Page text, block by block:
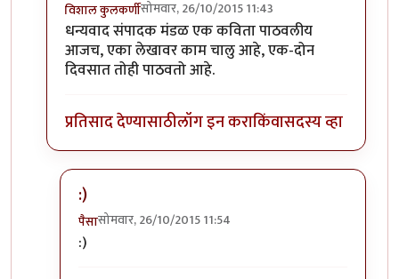
विशाल कुलकर्णीसोमवार, 26/10/2015 11:43
In reply toमुदतवाढbyसंपादक मंडळ
धन्यवाद संपादक मंडळ एक कविता पाठवलीय
आजच, एका लेखावर काम चालु आहे, एक-दोन
दिवसात तोही पाठवतो आहे.
प्रतिसाद देण्यासाठीलॉग इन कराकिंवासदस्य व्हा
:)
पैसासोमवार, 26/10/2015 11:54
In reply to
:)